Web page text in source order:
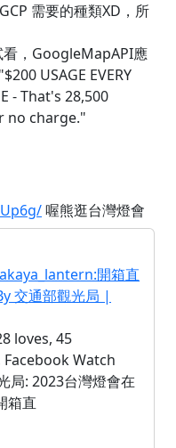
需要的種類XD，所
看，GoogleMapAPI應
USAGE EVERY
- That's 28,500
no charge."
喔熊逛台灣燈會
開箱直
交通部觀光局 |
loves, 45
Watch
局: 2023台灣燈會在
箱直